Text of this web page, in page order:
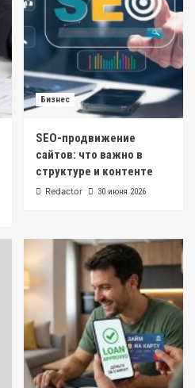
Бизнес
SEO-продвижение
сайтов: что важно в
структуре и контенте
Redactor 30 июня 2026